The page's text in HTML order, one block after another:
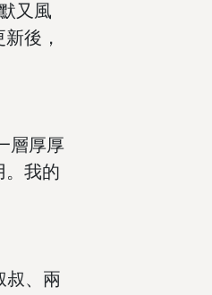
又風
後，
層厚厚
。我的
叔、兩